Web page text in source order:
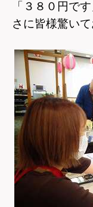
「３８０円で
さに皆様驚いて